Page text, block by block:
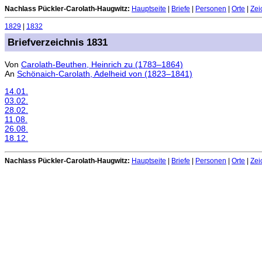
Nachlass Pückler-Carolath-Haugwitz: Hauptseite Briefe Personen Orte
1829 1832
Briefverzeichnis 1831
Von Carolath-Beuthen, Heinrich zu (1783–1864)
An Schönaich-Carolath, Adelheid von (1823–1841)
14.01.
03.02.
28.02.
11.08.
26.08.
18.12.
Nachlass Pückler-Carolath-Haugwitz: Hauptseite | Briefe | Personen | Orte |